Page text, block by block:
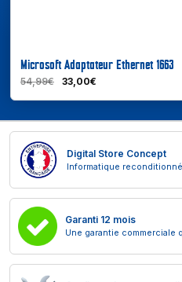
Microsoft Adaptateur Ethernet 1663
54,99€ 33,00€
Digital Store Concept
Informatique
Garanti 12 mois
Une garantie commerciale